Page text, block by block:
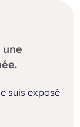
suis exposé